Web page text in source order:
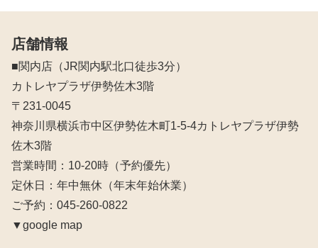
店舗情報
■関内店（JR関内駅北口徒歩3分）
カトレヤプラザ伊勢佐木3階
〒231-0045
神奈川県横浜市中区伊勢佐木町1-5-4カトレヤプラザ伊勢
佐木3階
営業時間：10‐20時（予約優先）
定休日：年中無休（年末年始休業）
ご予約：045-260-0822
▼google map